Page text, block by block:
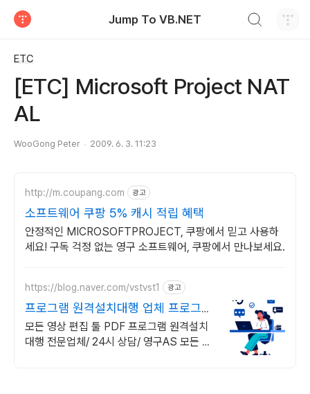
Jump To VB.NET
ETC
[ETC] Microsoft Project NAT
AL
WooGong Peter 2009. 6. 3. 11:23
http://m.coupang.com 광고
소프트웨어 쿠팡 5% 캐시 적립 혜택
안정적인 MICROSOFTPROJECT, 쿠팡에서 믿고 사용하
세요! 구독 걱정 없는 영구 소프트웨어, 쿠팡에서 만나보세요.
https://blog.naver.com/vstvst1 광고
프로그램 원격설치대행 업체 프로그램
원격설치대행 전문
모든 영상 편집 툴 PDF 프로그램 원격설치
대행 전문업체/ 24시 상담/ 영구AS 모든 영